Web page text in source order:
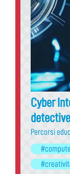
Cyber
Percorsi